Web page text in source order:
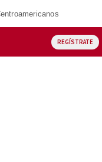
REGÍSTRATE